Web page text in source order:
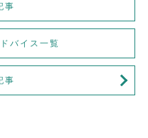
事
事
バイス一覧